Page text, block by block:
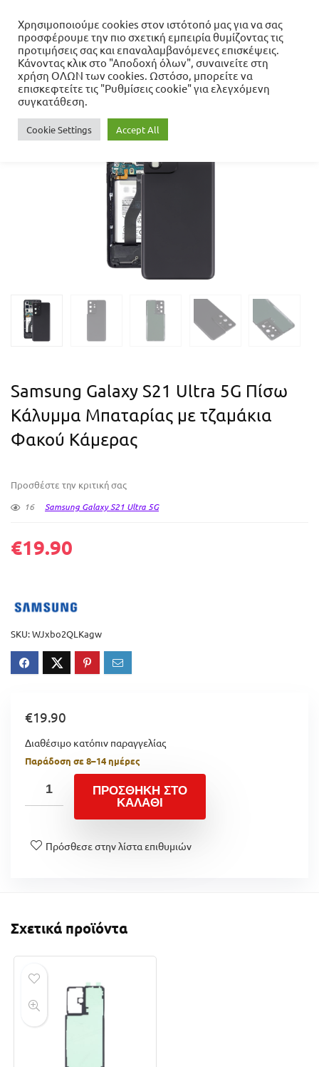
Αρχική σελίδα
Ανταλλακτικά
Samsung Galaxy S21 Ultra 5G
Samsung Galaxy S21 Ultra 5G
Πίσω Κάλυμμα Μπαταρίας με τζαμάκια Φακού Κάμερας
Samsung Galaxy S21 Ultra 5G Πίσω
Κάλυμμα Μπαταρίας με τζαμάκια
Φακού Κάμερας
Προσθέστε την κριτική σας
16 Samsung Galaxy S21 Ultra 5G
€19.90
SKU:WJxbo2QLKagw
€19.90
Διαθέσιμο κατόπιν παραγγελίας
Παράδοση σε 8–14 ημέρες
ΠΡΟΣΘΉΚΗ ΣΤΟ
ΚΑΛΆΘΙ
Πρόσθεσε στην λίστα επιθυμιών
Σχετικά προϊόντα
Χρησιμοποιούμε cookies στον ιστότοπό μας για να σας
προσφέρουμε την πιο σχετική εμπειρία θυμίζοντας τις
προτιμήσεις σας και επαναλαμβανόμενες επισκέψεις.
Κάνοντας κλικ στο "Αποδοχή όλων", συναινείτε στη
χρήση ΟΛΩΝ των cookies. Ωστόσο, μπορείτε να
επισκεφτείτε τις "Ρυθμίσεις cookie" για ελεγχόμενη
συγκατάθεση.
Cookie Settings Accept All